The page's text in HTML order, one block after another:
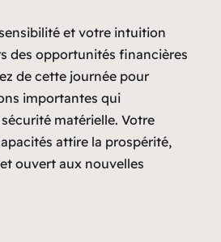
et votre intuition
des opportunités financières
de cette journée pour
importantes qui
matérielle. Votre
attire la prospérité,
ouvert aux nouvelles